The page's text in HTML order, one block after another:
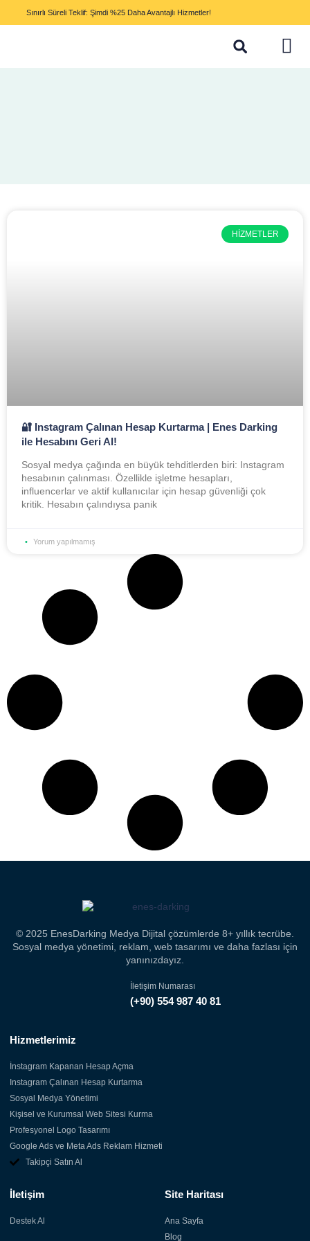
Sınırlı Süreli Teklif: Şimdi %25 Daha Avantajlı Hizmetler!
HIZMETLER
🔐 Instagram Çalınan Hesap Kurtarma | Enes Darking
ile Hesabını Geri Al!
Sosyal medya çağında en büyük tehditlerden biri: Instagram
hesabının çalınması. Özellikle işletme hesapları,
influencerlar ve aktif kullanıcılar için hesap güvenliği çok
kritik. Hesabın çalındıysa panik
Yorum yapılmamış
© 2025 EnesDarking Medya Dijital çözümlerde 8+ yıllık tecrübe.
Sosyal medya yönetimi, reklam, web tasarımı ve daha fazlası için
yanınızdayız.
İletişim Numarası
(+90) 554 987 40 81
Hizmetlerimiz
İnstagram Kapanan Hesap Açma
Instagram Çalınan Hesap Kurtarma
Sosyal Medya Yönetimi
Kişisel ve Kurumsal Web Sitesi Kurma
Profesyonel Logo Tasarımı
Google Ads ve Meta Ads Reklam Hizmeti
Takipçi Satın Al
İletişim
Destek Al
Site Haritası
Ana Sayfa
Blog